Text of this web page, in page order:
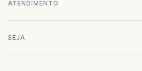
Conecte-se
Meus pedidos
ATENDIMENTO
Compra Segura
SEJA